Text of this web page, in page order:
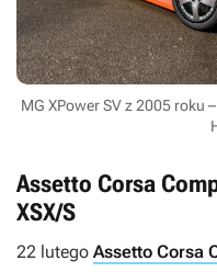
MG XPower SV z 2005 roku
Assetto Corsa
XSX/S
22 lutego Assetto Corsa